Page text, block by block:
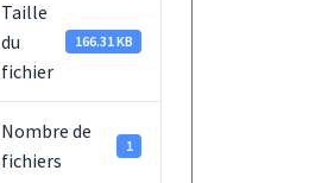
Taille
du
fichier
166.31 KB
Nombre de
fichiers
1